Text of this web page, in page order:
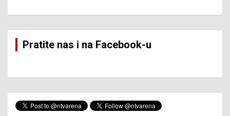
Pratite nas i na Facebook-u